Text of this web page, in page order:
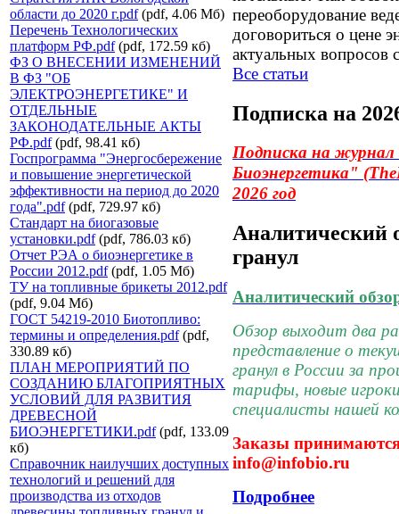
области до 2020 г.pdf(pdf, 4.06 Мб)
Перечень Технологических
платформ РФ.pdf(pdf, 172.59 кб)
ФЗ О ВНЕСЕНИИ ИЗМЕНЕНИЙ
В ФЗ "ОБ
ЭЛЕКТРОЭНЕРГЕТИКЕ" И
ОТДЕЛЬНЫЕ
ЗАКОНОДАТЕЛЬНЫЕ АКТЫ
РФ.pdf(pdf, 98.41 кб)
Госпрограмма "Энергосбережение
и повышение энергетической
эффективности на период до 2020
года".pdf(pdf, 729.97 кб)
Стандарт на биогазовые
установки.pdf(pdf, 786.03 кб)
Отчет РЭА о биоэнергетике в
России 2012.pdf(pdf, 1.05 Мб)
ТУ на топливные брикеты 2012.pdf
(pdf, 9.04 Мб)
ГОСТ 54219-2010 Биотопливо:
термины и определения.pdf(pdf,
330.89 кб)
ПЛАН МЕРОПРИЯТИЙ ПО
СОЗДАНИЮ БЛАГОПРИЯТНЫХ
УСЛОВИЙ ДЛЯ РАЗВИТИЯ
ДРЕВЕСНОЙ
БИОЭНЕРГЕТИКИ.pdf(pdf, 133.09
кб)
Справочник наилучших доступных
технологий и решений для
производства из отходов
переоборудование
договориться о цене
актуальных
Все статьи
Подписка на
Подписка на журнал
Биоэнергетика"
2026 год
Аналитический
гранул
Аналитический
Обзор выходит два
представление о
гранул в России за
тарифы, новые
специалисты нашей
Заказы
info@infobio.ru
Подробнее